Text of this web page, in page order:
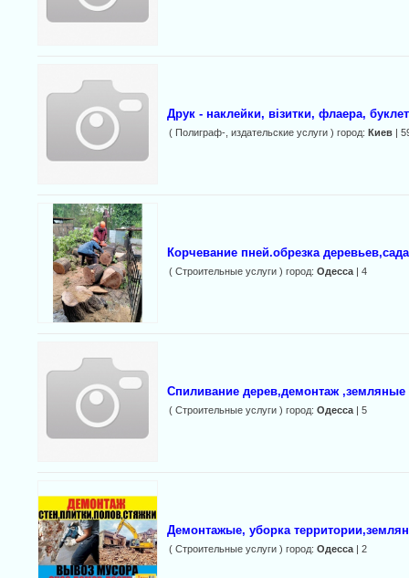
Друк - наклейки, візитки, флаера,
( Полиграф-, издательские услуги ) город: Киев|
Корчевание пней.обрезка
( Строительные услуги ) город: Одесса| 4
Спиливание дерев,демонтаж
( Строительные услуги ) город: Одесса| 5
Демонтажые, уборка
( Строительные услуги ) город: Одесса| 2